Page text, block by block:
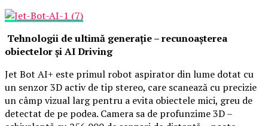
Tehnologii de ultimă generație – recunoașterea
obiectelor și AI Driving
Jet Bot AI+ este primul robot aspirator din lume dotat cu
un senzor 3D activ de tip stereo, care scanează cu precizie
un câmp vizual larg pentru a evita obiectele mici, greu de
detectat de pe podea. Camera sa de profunzime 3D –